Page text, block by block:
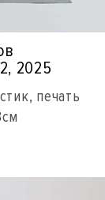
2025
печать